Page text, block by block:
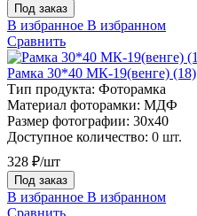
Под заказ
В избранное В избранном
Сравнить
Рамка 30*40 МК-19(венге) (18)
Тип продукта: Фоторамка
Материал фоторамки: МДФ
Размер фотографии: 30х40
Доступное количество: 0 шт.
328 ₽/шт
Под заказ
В избранное В избранном
Сравнить